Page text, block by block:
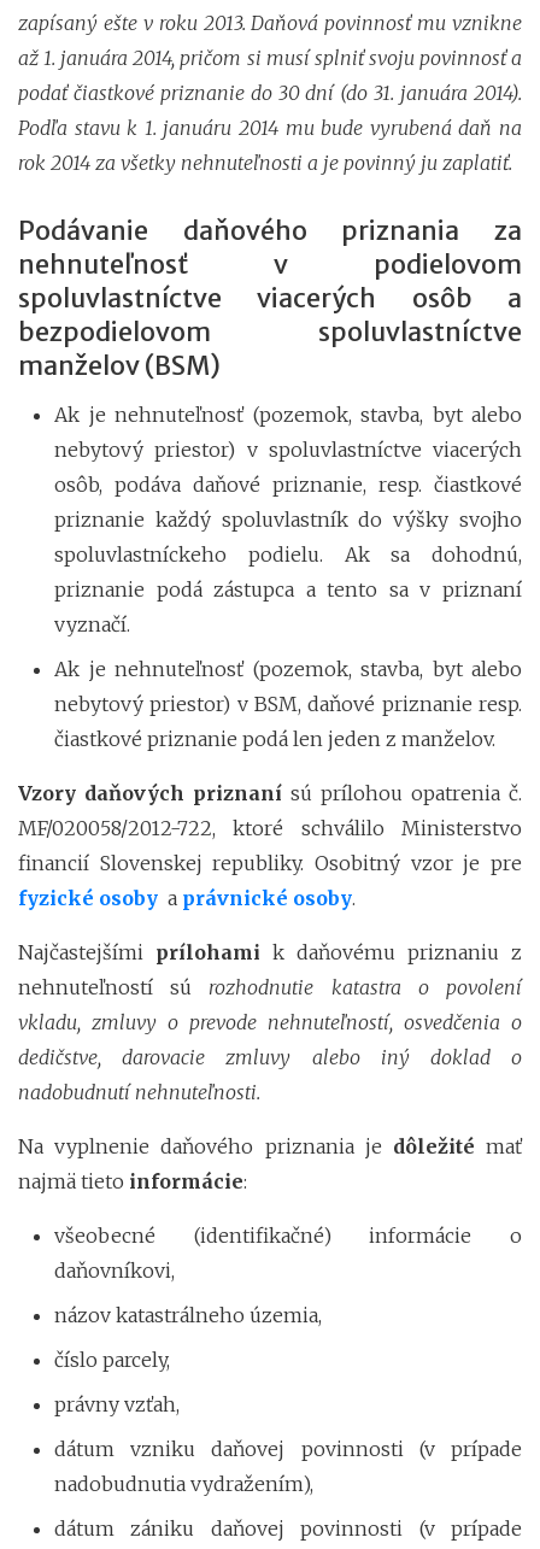
zapísaný ešte v roku 2013. Daňová povinnosť mu vznikne
až 1. januára 2014, pričom si musí splniť svoju povinnosť a
podať čiastkové priznanie do 30 dní (do 31. januára 2014).
Podľa stavu k 1. januáru 2014 mu bude vyrubená daň na
rok 2014 za všetky nehnuteľnosti a je povinný ju zaplatiť.
Podávanie daňového priznania za
nehnuteľnosť v podielovom
spoluvlastníctve viacerých osôb a
bezpodielovom spoluvlastníctve
manželov (BSM)
Ak je nehnuteľnosť (pozemok, stavba, byt alebo
nebytový priestor) v spoluvlastníctve viacerých
osôb, podáva daňové priznanie, resp. čiastkové
priznanie každý spoluvlastník do výšky svojho
spoluvlastníckeho podielu. Ak sa dohodnú,
priznanie podá zástupca a tento sa v priznaní
vyznačí.
Ak je nehnuteľnosť (pozemok, stavba, byt alebo
nebytový priestor) v BSM, daňové priznanie resp.
čiastkové priznanie podá len jeden z manželov.
Vzory daňových priznaní sú prílohou opatrenia č.
MF/020058/2012-722, ktoré schválilo Ministerstvo
financií Slovenskej republiky. Osobitný vzor je pre
fyzické osoby a právnické osoby.
Najčastejšími prílohami k daňovému priznaniu z
nehnuteľností sú rozhodnutie katastra o povolení
vkladu, zmluvy o prevode nehnuteľností, osvedčenia o
dedičstve, darovacie zmluvy alebo iný doklad o
nadobudnutí nehnuteľnosti.
Na vyplnenie daňového priznania je dôležité mať
najmä tieto informácie:
všeobecné (identifikačné) informácie o
daňovníkovi,
názov katastrálneho územia,
číslo parcely,
právny vzťah,
dátum vzniku daňovej povinnosti (v prípade
nadobudnutia vydražením),
dátum zániku daňovej povinnosti (v prípade